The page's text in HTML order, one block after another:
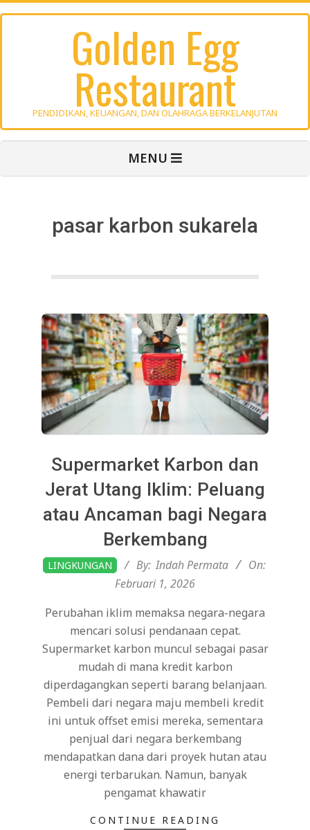
Skip
Golden Egg
Restaurant
PENDIDIKAN, KEUANGAN, DAN OLAHRAGA BERKELANJUTAN
MENU
pasar karbon sukarela
Supermarket Karbon dan
Jerat Utang Iklim: Peluang
atau Ancaman bagi Negara
Berkembang
2026-
02-
LINGKUNGAN By: Indah Permata
On:
Februari 1, 2026
Perubahan iklim memaksa negara-negara
mencari solusi pendanaan cepat.
Supermarket karbon muncul sebagai pasar
mudah di mana kredit karbon
diperdagangkan seperti barang belanjaan.
Pembeli dari negara maju membeli kredit
ini untuk offset emisi mereka, sementara
penjual dari negara berkembang
mendapatkan dana dari proyek hutan atau
energi terbarukan. Namun, banyak
pengamat khawatir
CONTINUE READING